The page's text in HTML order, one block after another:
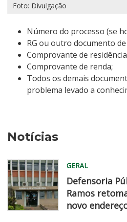
Foto: Divulgação
Número do processo (se
RG ou outro documento
Comprovante de
Comprovante de renda;
Todos os demais
problema levado a
Notícias
GERAL
Defensoria
Ramos
novo